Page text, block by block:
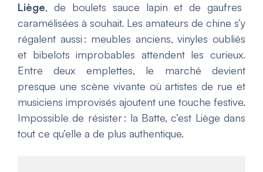
Liège, de boulets sauce lapin et de gaufres
caramélisées à souhait. Les amateurs de chine s’y
régalent aussi : meubles anciens, vinyles oubliés
et bibelots improbables attendent les curieux.
Entre deux emplettes, le marché devient
presque une scène vivante où artistes de rue et
musiciens improvisés ajoutent une touche festive.
Impossible de résister : la Batte, c’est Liège dans
tout ce qu’elle a de plus authentique.